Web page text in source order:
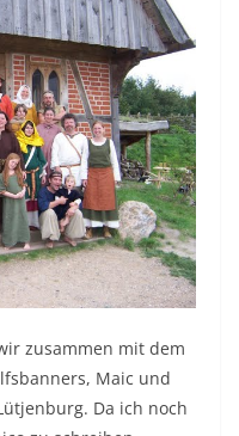
zusammen mit dem
Maic und
Da ich noch